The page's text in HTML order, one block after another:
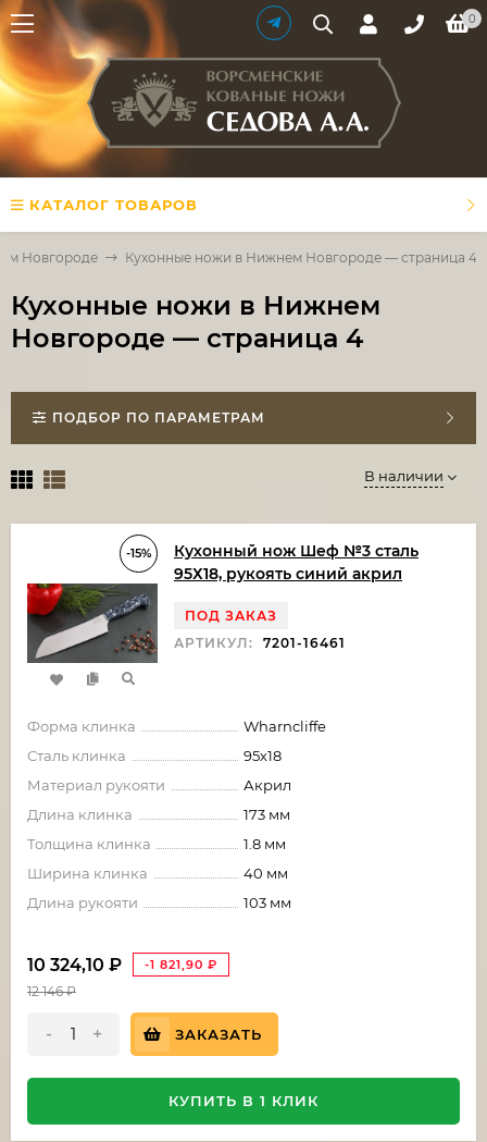
0
КАТАЛОГ ТОВАРОВ
Новгороде Кухонные ножи в Нижнем Новгороде — страница 4
Кухонные ножи в Нижнем
Новгороде — страница 4
ПОДБОР ПО ПАРАМЕТРАМ
В наличии
-15%
Кухонный нож Шеф №3 сталь
95Х18, рукоять синий акрил
ПОД ЗАКАЗ
АРТИКУЛ:
7201-16461
Форма клинка
Wharncliffe
Сталь клинка
95х18
Материал рукояти
Акрил
Длина клинка
173 мм
Толщина клинка
1.8 мм
Ширина клинка
40 мм
Длина рукояти
103 мм
10 324,10 ₽ -1 821,90 ₽
12 146₽
- + ЗАКАЗАТЬ
КУПИТЬ В 1 КЛИК